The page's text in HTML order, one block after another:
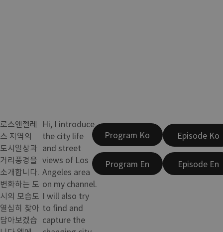
로스앤젤레
스 지역의
도시일상과
거리풍경을
소개합니다.
변화하는 도
시의 모습도
열심히 찾아
담아보겠습
Hi, I introduce
the city life
and street
views of Los
Angeles area
on my channel.
I will also try
to find and
capture the
Program Ko
Program En
Episode Ko
Episode En